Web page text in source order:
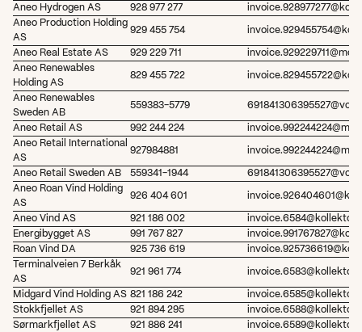
Aneo Hydrogen AS
928 977 277
Aneo Production Holding
AS
929 455 754
Aneo Real Estate AS 929 229 711
Aneo Renewables
Holding AS
829 455 722
Aneo Renewables
Sweden AB
559383-5779
Aneo Retail AS 992 244 224
Aneo Retail International
AS
927984881
Aneo Retail Sweden AB 559341-1944
Aneo Roan Vind Holding
AS
926 404 601
Aneo Vind AS 921 186 002
Energibygget AS
991 767 827
Roan Vind DA
925 736 619
Terminalveien 7 Berkåk
AS
921 961 774
Midgard Vind Holding AS 821 186 242
Stokkfjellet AS
921 894 295
Sørmarkfjellet AS
921 886 241